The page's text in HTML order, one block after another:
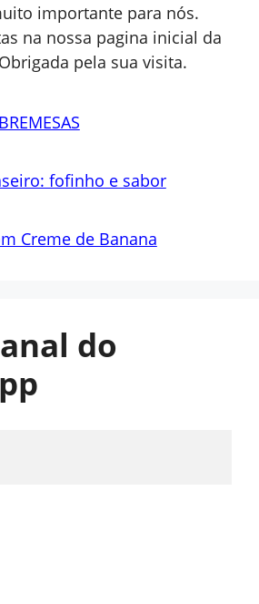
importante para nós.
na nossa pagina inicial da
pela sua visita.
fofinho e sabor
Creme de Banana
do